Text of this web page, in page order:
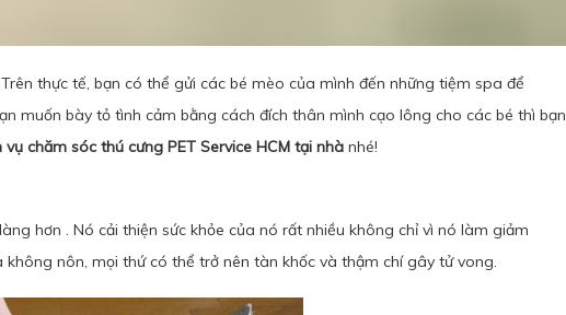
thực tế, bạn có thể gửi các bé mèo của mình đến những tiệm spa để
muốn bày tỏ tình cảm bằng cách đích thân mình cạo lông cho các bé thì bạn
vụ chăm sóc thú cưng PET Service HCM tại nhà nhé!
hơn . Nó cải thiện sức khỏe của nó rất nhiều không chỉ vì nó làm giảm
nôn, mọi thứ có thể trở nên tàn khốc và thậm chí gây tử vong.